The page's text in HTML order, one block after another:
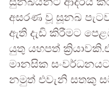
සුනඛයන්ට ආදරය
අසරණ වූ සූනඛ
ඇති දැඩි කිරීමට
යුතු යහපත්
මානසික
නමුත් එවැනි සතකු